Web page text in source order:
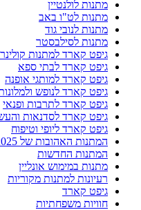
מתנות לולנטיין
מתנות לט"ו באב
מתנות לנובי גוד
מתנות לסילבסטר
גיפט קארד למתנות
גיפט קארד לבתי ספא
גיפט קארד למותגי אופנה
גיפט קארד לנופש
גיפט קארד לתרבות ופנאי
גיפט קארד לסדנאות
גיפט קארד ליופי וטיפוח
המתנות האהובות של 2025
המתנות החדשות
מתנות במימוש אונליין
רעיונות למתנות מקוריות
גיפט קארד
חוויות משפחתיות